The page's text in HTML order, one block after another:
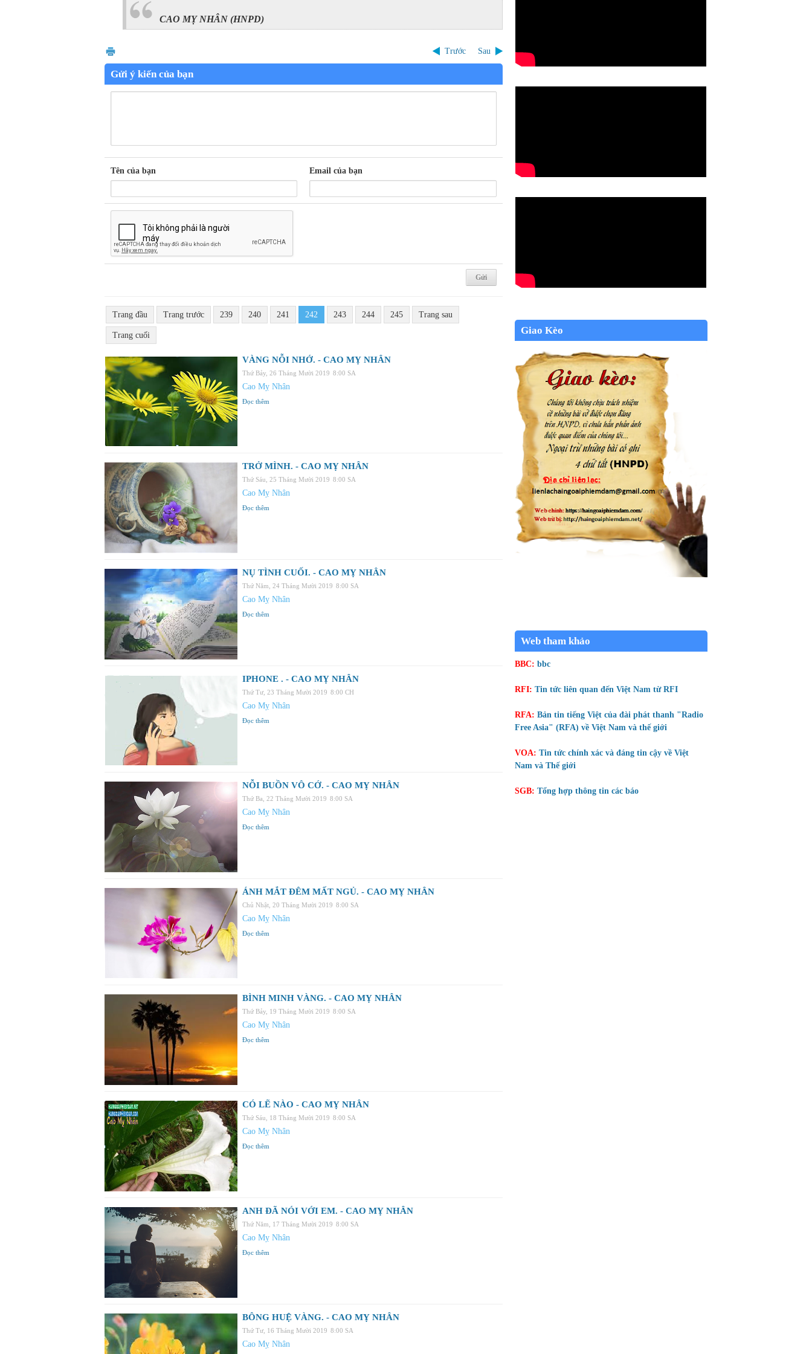
CAO MỴ NHÂN (HNPD)
Trước Sau
Gửi ý kiến của bạn
Tên của bạn Email của bạn
Trang đầu Trang trước 239 240 241 242 243 244 245 Trang sau
Trang cuối
VÀNG NỖI NHỚ. - CAO MỴ NHÂN
Thứ Bảy, 26 Tháng Mười 2019 8:00 SA
Cao Mỵ Nhân
Đọc thêm
TRỞ MÌNH. - CAO MỴ NHÂN
Thứ Sáu, 25 Tháng Mười 2019 8:00 SA
Cao Mỵ Nhân
Đọc thêm
NỤ TÌNH CUỐI. - CAO MỴ NHÂN
Thứ Năm, 24 Tháng Mười 2019 8:00 SA
Cao Mỵ Nhân
Đọc thêm
IPHONE . - CAO MỴ NHÂN
Thứ Tư, 23 Tháng Mười 2019 8:00 CH
Cao Mỵ Nhân
Đọc thêm
NỖI BUỒN VÔ CỚ. - CAO MỴ NHÂN
Thứ Ba, 22 Tháng Mười 2019 8:00 SA
Cao Mỵ Nhân
Đọc thêm
ÁNH MẮT ĐÊM MẤT NGỦ. - CAO MỴ NHÂN
Chủ Nhật, 20 Tháng Mười 2019 8:00 SA
Cao Mỵ Nhân
Đọc thêm
BÌNH MINH VÀNG. - CAO MỴ NHÂN
Thứ Bảy, 19 Tháng Mười 2019 8:00 SA
Cao Mỵ Nhân
Đọc thêm
CÓ LẼ NÀO - CAO MỴ NHÂN
Thứ Sáu, 18 Tháng Mười 2019 8:00 SA
Cao Mỵ Nhân
Đọc thêm
ANH ĐÃ NÓI VỚI EM. - CAO MỴ NHÂN
Thứ Năm, 17 Tháng Mười 2019 8:00 SA
Cao Mỵ Nhân
Đọc thêm
BÔNG HUỆ VÀNG. - CAO MỴ NHÂN
Thứ Tư, 16 Tháng Mười 2019 8:00 SA
Cao Mỵ Nhân
Giao Kèo
Web tham khảo
BBC: bbc
RFI: Tin tức liên quan đến Việt Nam từ RFI
RFA: Bản tin tiếng Việt của đài phát thanh "Radio
Free Asia" (RFA) về Việt Nam và thế giới
VOA: Tin tức chính xác và đáng tin cậy về Việt
Nam và Thế giới
SGB: Tổng hợp thông tin các báo